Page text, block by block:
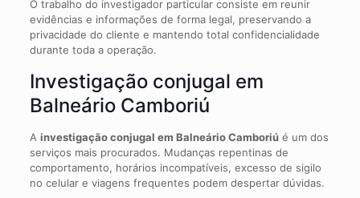
O trabalho do investigador particular consiste em reunir
evidências e informações de forma legal, preservando a
privacidade do cliente e mantendo total confidencialidade
durante toda a operação.
Investigação conjugal em
Balneário Camboriú
A investigação conjugal em Balneário Camboriúé um dos
serviços mais procurados. Mudanças repentinas de
comportamento, horários incompatíveis, excesso de sigilo
no celular e viagens frequentes podem despertar dúvidas.